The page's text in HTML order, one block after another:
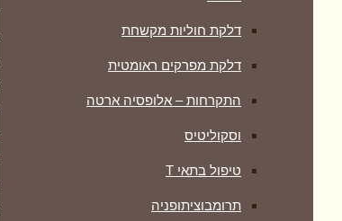
דלקת חוליות מקשחת
דלקת מפרקים ראומטית
התקרחות – אלופסיה ארטה
וסקוליטיס
טיפול בתאי T
תרומבוציתופניה